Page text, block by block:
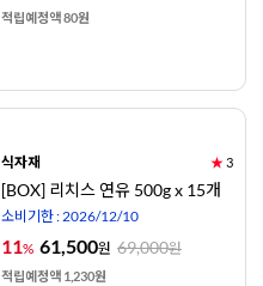
적립예정액 80원
식자재 ★3
[BOX] 리치스 연유 500g x 15개
소비기한 : 2026/12/10
11% 61,500원 69,000원
적립예정액 1,230원